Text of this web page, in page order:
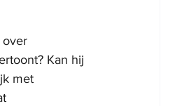
over
Kan hij
met